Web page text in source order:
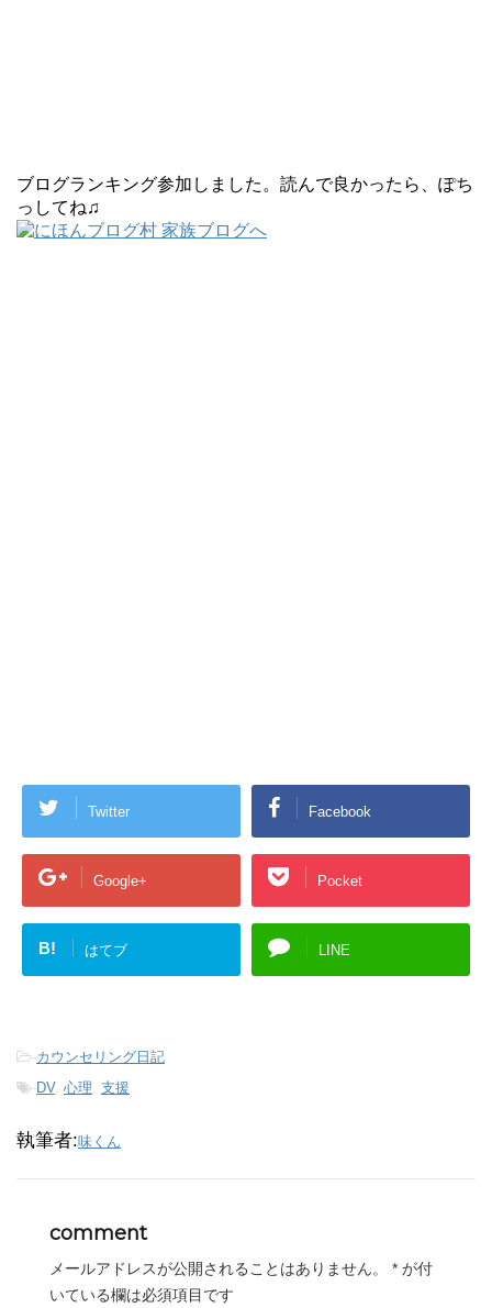
ブログランキング参加しました。読んで良かったら、ぽち
っしてね♫
Twitter Facebook
Google+ Pocket
B! はてブ LINE
-カウンセリング日記
-DV, 心理, 支援
執筆者:味くん
comment
メールアドレスが公開されることはありません。 * が付
いている欄は必須項目です